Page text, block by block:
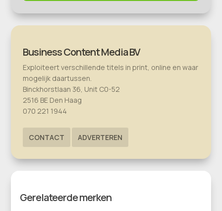
Business Content Media BV
Exploiteert verschillende titels in print, online en waar
mogelijk daartussen.
Binckhorstlaan 36, Unit C0-52
2516 BE Den Haag
070 221 1944
CONTACT ADVERTEREN
Gerelateerde merken